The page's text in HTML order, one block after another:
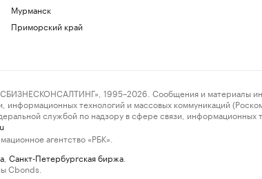
Мурманск
Приморский край
1995–2026. Сообщения и материалы
информационных технологий и массовых коммуникаций
службой по надзору в сфере связи,
агентство «РБК».
Санкт-Петербургская биржа
Cbonds.